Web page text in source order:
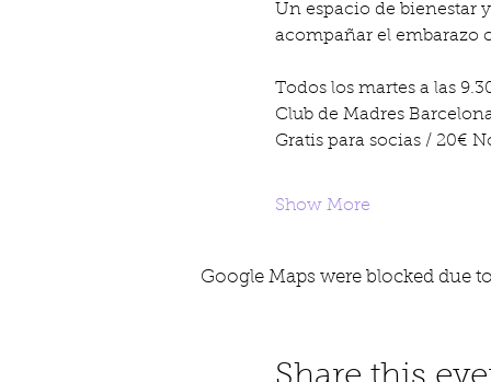
Un espacio de bienestar
acompañar el embarazo
Todos los martes a las
Club de Madres
Gratis para socias / 20€
Show More
Google Maps were blocked due